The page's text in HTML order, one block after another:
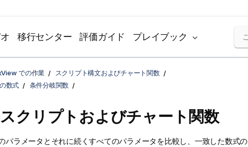
移行センター 評価ガイド プレイブック
での作業
スクリプト構文およびチャート関数
数式
条件分岐関数
クリプトおよびチャート関数
パラメータとそれに続くすべてのパラメータを比較し、一致した数式の